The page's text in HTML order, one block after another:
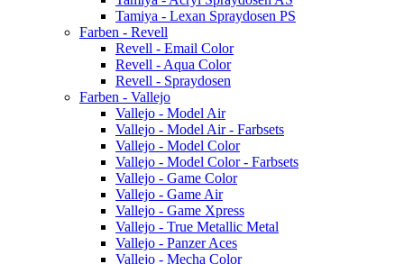
Tamiya - Lexan Spraydosen PS
Farben - Revell
Revell - Email Color
Revell - Aqua Color
Revell - Spraydosen
Farben - Vallejo
Vallejo - Model Air
Vallejo - Model Air - Farbsets
Vallejo - Model Color
Vallejo - Model Color - Farbsets
Vallejo - Game Color
Vallejo - Game Air
Vallejo - Game Xpress
Vallejo - True Metallic Metal
Vallejo - Panzer Aces
Vallejo - Mecha Color